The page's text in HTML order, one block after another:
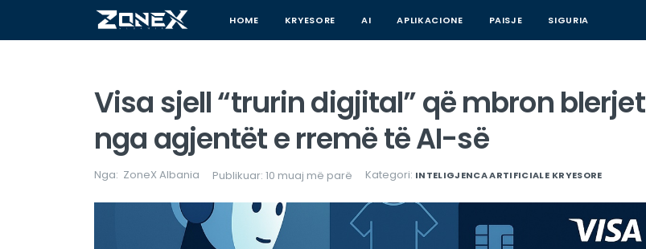
HOME KRYESORE AI APLIKACIONE PAISJE SIGURIA
Visa sjell “trurin digjital” që mbron blerjet
nga agjentët e rremë të AI-së
Nga: ZoneX Albania Publikuar: 10 muaj më parë Kategori: INTELIGJENCA ARTIFICIALE KRYESORE